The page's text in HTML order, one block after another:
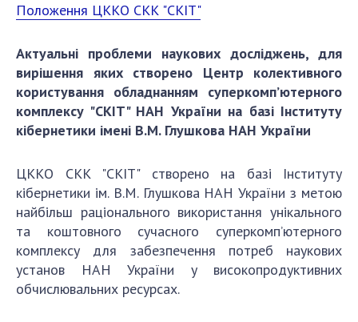
Напрямки дослідження
Найважливіші результати
ПІДРОЗДІЛИ
Відділення математичної кібернетики та
Відділення комп'ютерних засобів і систем
Науково-організаційні та допоміжні підрозділи
Співробітники
АСПІРАНТУРА
Абітуруєнтам
Положення ЦККО СКК "СКІТ"
Актуальні проблеми наукових досліджень, для
вирішення яких створено Центр колективного
користування обладнанням суперкомп’ютерного
комплексу "СКІТ" НАН України на базі Інституту
кібернетики імені В.М. Глушкова НАН України
ЦККО СКК "СКІТ" створено на базі Інституту
кібернетики ім. В.М. Глушкова НАН України з метою
найбільш раціонального використання унікального
та коштовного сучасного суперкомп’ютерного
комплексу для забезпечення потреб наукових
установ НАН України у високопродуктивних
обчислювальних ресурсах.